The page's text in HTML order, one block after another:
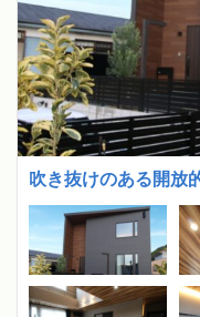
吹き抜けのある開放